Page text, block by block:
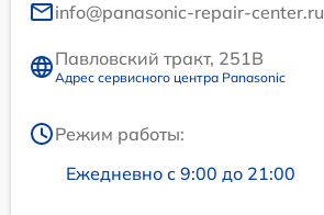
info@panasonic-repair-center.ru
Павловский тракт, 251В
Адрес сервисного центра Panasonic
Режим работы:
Ежедневно с 9:00 до 21:00